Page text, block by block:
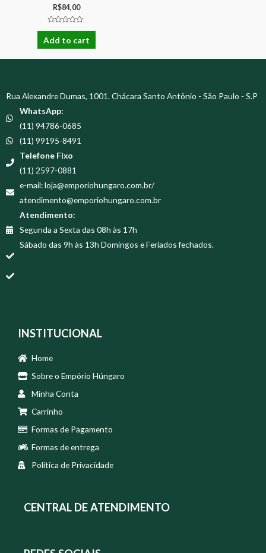
R$84,00
Rated
out
of
Add to cart
Rua Alexandre Dumas, 1001. Chácara Santo Antônio - São Paulo - S.P
WhatsApp:
(11) 94786-0685
(11) 99195-8491
Telefone Fixo
(11) 2597-0881
e-mail: loja@emporiohungaro.com.br/
atendimento@emporiohungaro.com.br
Atendimento:
Segunda a Sexta das 08h às 17h
Sábado das 9h às 13h Domingos e Feriados fechados.
INSTITUCIONAL
Home
Sobre o Empório Húngaro
Minha Conta
Carrinho
Formas de Pagamento
Formas de entrega
Política de Privacidade
CENTRAL DE ATENDIMENTO